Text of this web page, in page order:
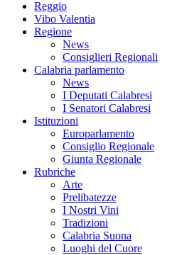
Reggio
Vibo Valentia
Regione
News
Consiglieri Regionali
Calabria parlamento
News
I Deputati Calabresi
I Senatori Calabresi
Istituzioni
Europarlamento
Consiglio Regionale
Giunta Regionale
Rubriche
Arte
Prelibatezze
I Nostri Vini
Tradizioni
Calabria Suona
Luoghi del Cuore